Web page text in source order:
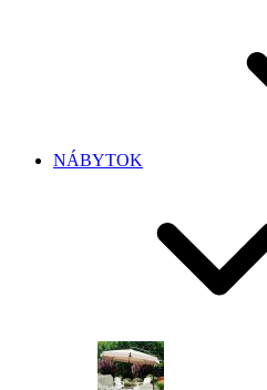
NÁBYTOK